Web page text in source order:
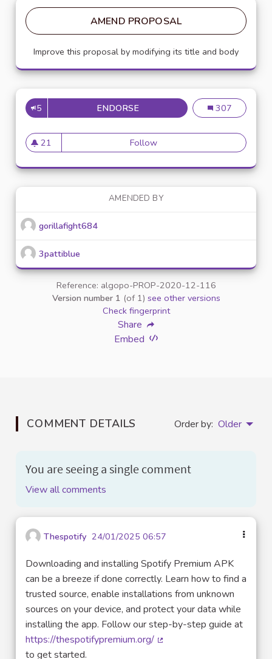
AMEND PROPOSAL
Improve this proposal by modifying its title and body
5 ENDORSE PROPOSER UNEProposer une
307
21
21 followers
FollowProposer une newsleter sur
AMENDED BY
gorillafight684
3pattiblue
Reference: algopo-PROP-2020-12-116
Version number 1 (of 1) see other versions
Check fingerprint
Share
Embed
COMMENT DETAILS Order by: Older
You are seeing a single comment
View all comments
Thespotify 24/01/2025 06:57
Downloading and installing Spotify Premium APK
can be a breeze if done correctly. Learn how to find a
trusted source, enable installations from unknown
sources on your device, and protect your data while
installing the app. Follow our step-by-step guide at
https://thespotifypremium.org/
to get started.